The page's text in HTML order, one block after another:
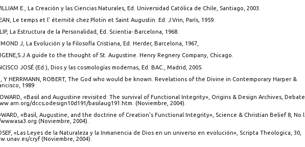
E., La Creación y las Ciencias Naturales, Ed. Universidad Católica de Chile, Santiago, 2003.
Le temps et l' éternité chez Plotin et Saint Augustin. Ed. J.Vrin, París, 1959.
La Estructura de la Personalidad, Ed. Scientia- Barcelona, 1968.
J, La Evolución y la Filosofía Cristiana, Ed. Herder, Barcelona, 1967,
A guide to the thought of St. Augustine. Henry Regnery Company, Chicago.
JOSÉ (Ed.), Dios y las cosmologías modernas, Ed. BAC., Madrid, 2005.
Y HERRMANN, ROBERT, The God who would be known. Revelations of the Divine in Contemporary Harper &
1989
«Basil and Augustine revisited: The survival of Functional Integrity», Origins & Design Archives, Debate
dccs;odesign10d191/basilaug191.htm. (Noviembre, 2004).
«Basil, Augustine, and the doctrine of Creation's Functional Integrity», Science & Christian Belief 8, No l.
(Noviembre, 2004).
«Las Leyes de la Naturaleza y la Inmanencia de Dios en un universo en evolución», Scripta Theologica, 30,
cryf (Noviembre, 2004).